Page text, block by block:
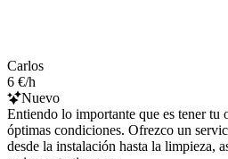
Carlos
6 €/h
Nuevo
Entiendo lo importante que es tener tu
óptimas condiciones. Ofrezco un
desde la instalación hasta la limpieza,